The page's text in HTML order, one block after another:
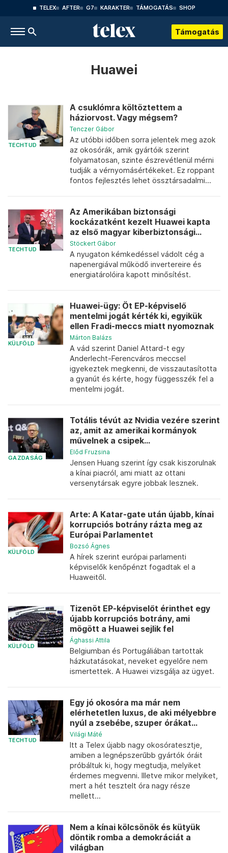
TELEX AFTER G7 KARAKTER TÁMOGATÁS SHOP
Támogatás
Huawei
TECHTUD
A csuklómra költöztettem a
háziorvost. Vagy mégsem?
Tenczer Gábor
Az utóbbi időben sorra jelentek meg azok
az okosórák, amik gyártóik szerint
folyamatosan, szinte észrevétlenül mérni
tudják a vérnyomásértékeket. Ez roppant
fontos fejlesztés lehet össztársadalmi...
TECHTUD
Az Amerikában biztonsági
kockázatként kezelt Huawei kapta
az első magyar kiberbiztonsági...
Stöckert Gábor
A nyugaton kémkedéssel vádolt cég a
napenergiával működő invertereire és
energiatárolóira kapott minősítést.
KÜLFÖLD
Huawei-ügy: Öt EP-képviselő
mentelmi jogát kérték ki, egyikük
ellen Fradi-meccs miatt nyomoznak
Márton Balázs
A vád szerint Daniel Attard-t egy
Anderlecht-Ferencváros meccsel
igyekeztek megkenni, de visszautasította
a gyanút és kérte, hogy függesszék fel a
mentelmi jogát.
GAZDASÁG
Totális tévút az Nvidia vezére szerint
az, amit az amerikai kormányok
művelnek a csipek...
Előd Fruzsina
Jensen Huang szerint így csak kiszorulnak
a kínai piacról, ami miatt az ottani
versenytársak egyre jobbak lesznek.
KÜLFÖLD
Arte: A Katar-gate után újabb, kínai
korrupciós botrány rázta meg az
Európai Parlamentet
Bozsó Ágnes
A hírek szerint európai parlamenti
képviselők kenőpénzt fogadtak el a
Huaweitől.
KÜLFÖLD
Tizenöt EP-képviselőt érinthet egy
újabb korrupciós botrány, ami
mögött a Huawei sejlik fel
Ághassi Attila
Belgiumban és Portugáliában tartottak
házkutatásokat, neveket egyelőre nem
ismertettek. A Huawei vizsgálja az ügyet.
TECHTUD
Egy jó okosóra ma már nem
elérhetetlen luxus, de aki mélyebbre
nyúl a zsebébe, szuper órákat...
Világi Máté
Itt a Telex újabb nagy okosóratesztje,
amiben a legnépszerűbb gyártók óráit
próbáltuk ki, hogy megtudja, melyiket
érdemes megvenni. Illetve mikor melyiket,
mert a hét tesztelt óra nagy része
mellett...
Nem a kínai kölcsönök és kütyük
döntik romba a demokráciát a
világban